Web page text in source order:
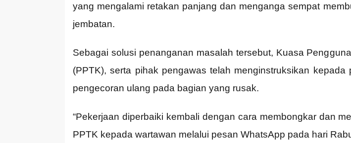
yang mengalami retakan panjang dan menganga sempat
jembatan.
Sebagai solusi penanganan masalah tersebut, Kuasa
(PPTK), serta pihak pengawas telah menginstruksikan
pengecoran ulang pada bagian yang rusak.
“Pekerjaan diperbaiki kembali dengan cara membongkar dan
PPTK kepada wartawan melalui pesan WhatsApp pada hari